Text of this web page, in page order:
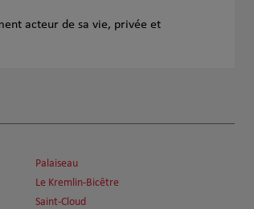
acteur de sa vie, privée et
Palaiseau
Le Kremlin-Bicêtre
Saint-Cloud